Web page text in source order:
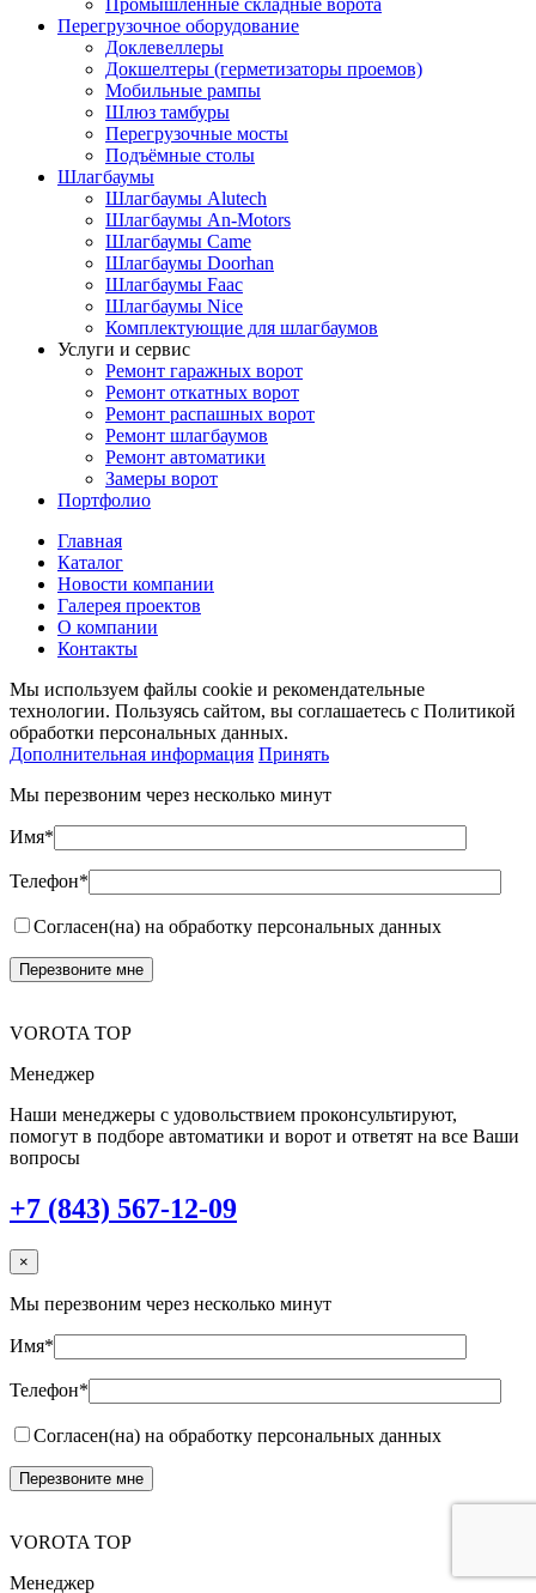
Промышленные складные ворота
Перегрузочное оборудование
Доклевеллеры
Докшелтеры (герметизаторы проемов)
Мобильные рампы
Шлюз тамбуры
Перегрузочные мосты
Подъёмные столы
Шлагбаумы
Шлагбаумы Alutech
Шлагбаумы An-Motors
Шлагбаумы Came
Шлагбаумы Doorhan
Шлагбаумы Faac
Шлагбаумы Nice
Комплектующие для шлагбаумов
Услуги и сервис
Ремонт гаражных ворот
Ремонт откатных ворот
Ремонт распашных ворот
Ремонт шлагбаумов
Ремонт автоматики
Замеры ворот
Портфолио
Главная
Каталог
Новости компании
Галерея проектов
О компании
Контакты
Мы используем файлы cookie и рекомендательные
технологии. Пользуясь сайтом, вы соглашаетесь с Политикой
обработки персональных данных.
Дополнительная информация Принять
Мы перезвоним через несколько минут
Имя*
Телефон*
Согласен(на) на обработку персональных данных
VOROTA TOP
Менеджер
Наши менеджеры с удовольствием проконсультируют,
помогут в подборе автоматики и ворот и ответят на все Ваши
вопросы
+7 (843) 567-12-09
×
Мы перезвоним через несколько минут
Имя*
Телефон*
Согласен(на) на обработку персональных данных
VOROTA TOP
Менеджер